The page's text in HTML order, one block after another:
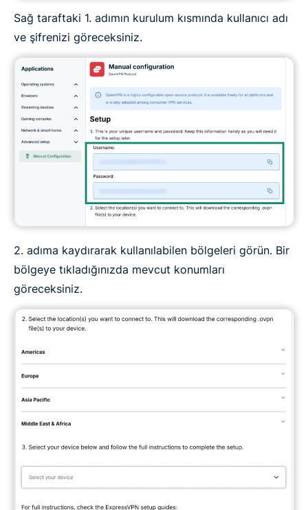
Sağ taraftaki 1. adımın kurulum kısmında kullanıcı adı
ve şifrenizi göreceksiniz.
2. adıma kaydırarak kullanılabilen bölgeleri görün. Bir
bölgeye tıkladığınızda mevcut konumları
göreceksiniz.